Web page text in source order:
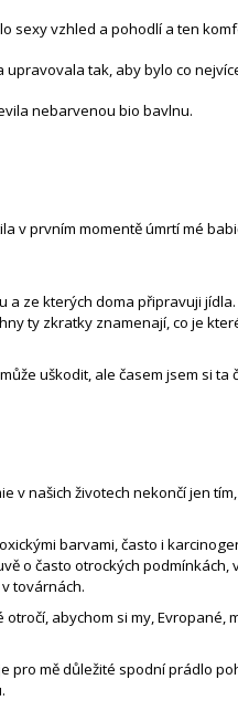
sexy vzhled a pohodlí a ten
tak, aby bylo co
nebarvenou bio bavlnu.
v prvním momentě úmrtí mé
ze kterých doma připravuji
ty zkratky znamenají, co je
uškodit, ale časem jsem si ta
našich životech nekončí jen
barvami, často i
o často otrockých
továrnách.
abychom si my,
pro mě důležité spodní prádlo